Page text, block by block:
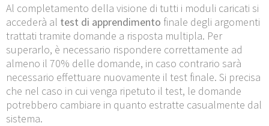
Al completamento della visione di tutti i moduli caricati si
accederà al test di apprendimento finale degli argomenti
trattati tramite domande a risposta multipla. Per
superarlo, è necessario rispondere correttamente ad
almeno il 70% delle domande, in caso contrario sarà
necessario effettuare nuovamente il test finale. Si precisa
che nel caso in cui venga ripetuto il test, le domande
potrebbero cambiare in quanto estratte casualmente dal
sistema.